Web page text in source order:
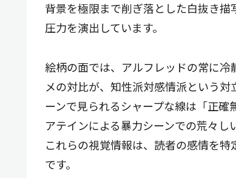
背景を極限まで削ぎ落とした白抜き
圧力を演出しています。
絵柄の面では、アルフレッドの常に
メの対比が、知性派対感情派という
ーンで見られるシャープな線は「正
アテインによる暴力シーンでの荒々し
これらの視覚情報は、読者の感情を
です。